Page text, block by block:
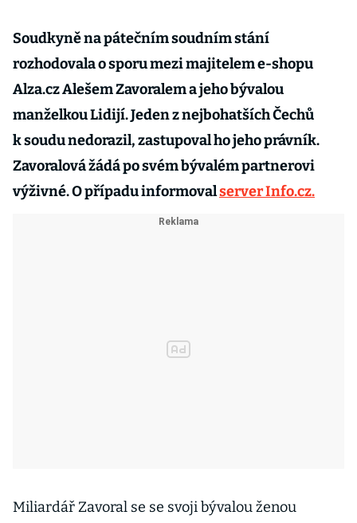
Soudkyně na pátečním soudním stání
rozhodovala o sporu mezi majitelem e-shopu
Alza.cz Alešem Zavoralem a jeho bývalou
manželkou Lidijí. Jeden z nejbohatších Čechů
k soudu nedorazil, zastupoval ho jeho právník.
Zavoralová žádá po svém bývalém partnerovi
výživné. O případu informovalserver Info.cz.
Miliardář Zavoral se se svoji bývalou ženou